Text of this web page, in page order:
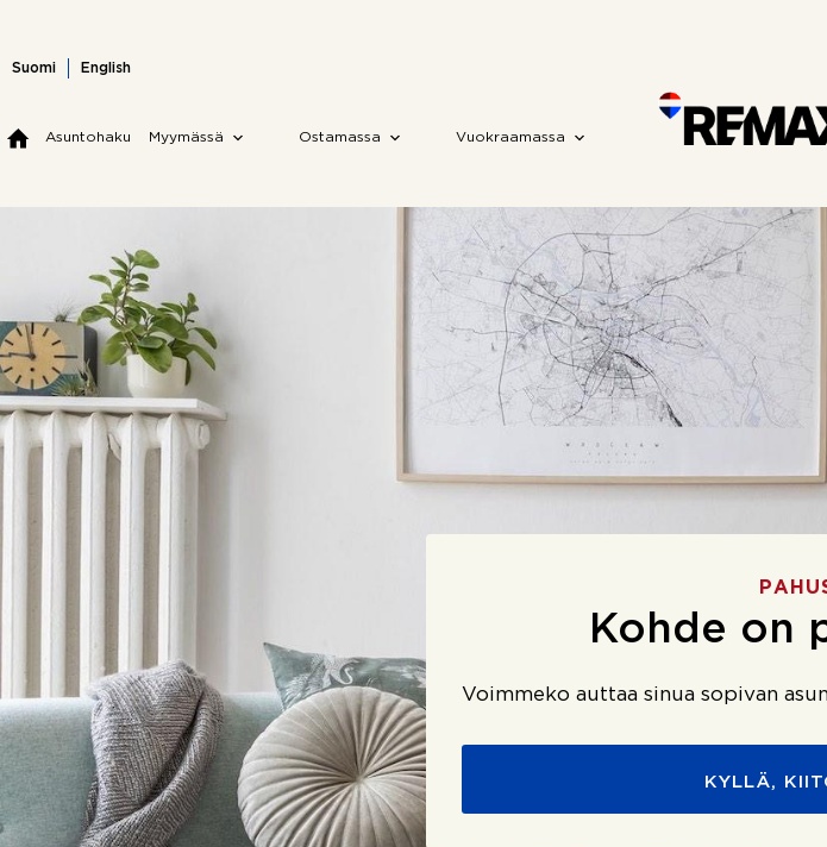
content
Suomi English
Asuntohaku Myymässä Ostamassa Vuokraamassa
Kohde on
Voimmeko auttaa sinua sopivan
KYLLÄ,